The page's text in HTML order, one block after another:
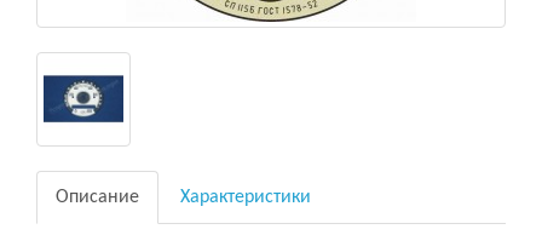
Описание Характеристики